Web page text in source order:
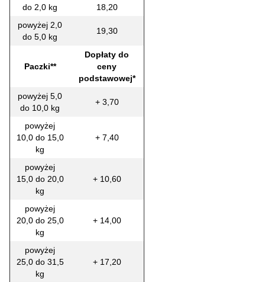
do 2,0 kg
18,20
powyżej 2,0
do 5,0 kg
19,30
Paczki**
Dopłaty do
ceny
podstawowej*
powyżej 5,0
do 10,0 kg
+ 3,70
powyżej
10,0 do 15,0
kg
+ 7,40
powyżej
15,0 do 20,0
kg
+ 10,60
powyżej
20,0 do 25,0
kg
+ 14,00
powyżej
25,0 do 31,5
kg
+ 17,20